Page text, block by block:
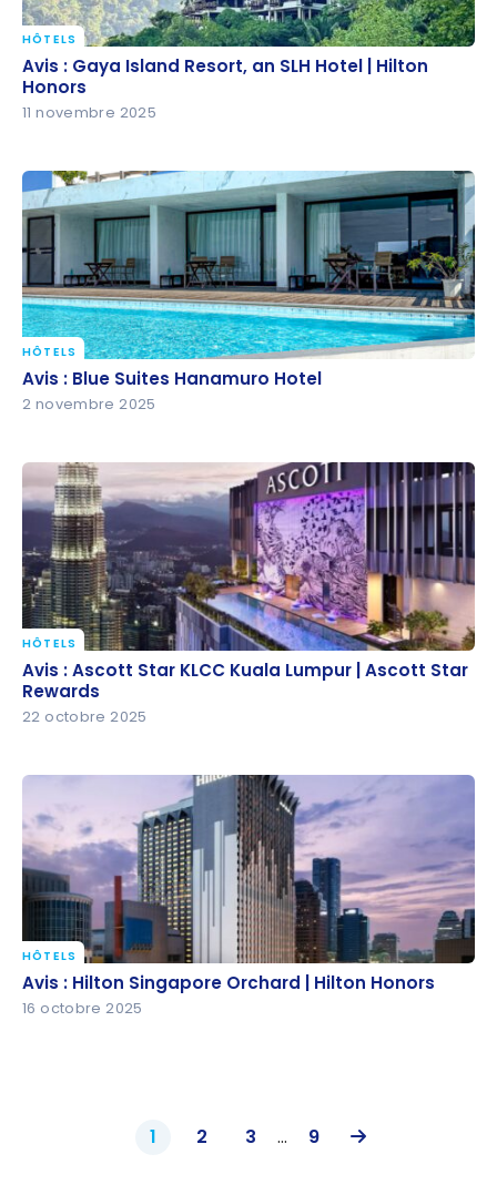
Avis : Gaya Island Resort, an SLH Hotel | Hilton
Honors
HÔTELS
Avis : Gaya Island Resort, an SLH Hotel | Hilton
Honors
11 novembre 2025
Avis : Blue Suites Hanamuro Hotel
HÔTELS
Avis : Blue Suites Hanamuro Hotel
2 novembre 2025
Avis : Ascott Star KLCC Kuala Lumpur | Ascott Star
Rewards
HÔTELS
Avis : Ascott Star KLCC Kuala Lumpur | Ascott Star
Rewards
22 octobre 2025
Avis : Hilton Singapore Orchard | Hilton Honors
HÔTELS
Avis : Hilton Singapore Orchard | Hilton Honors
16 octobre 2025
1 2 3 ... 9